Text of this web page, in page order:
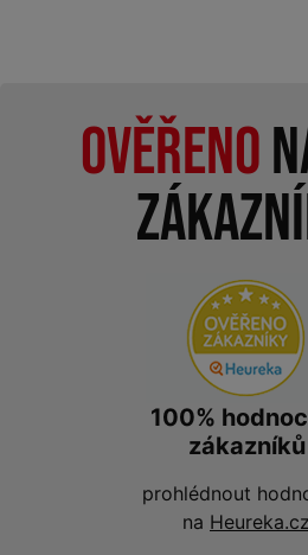
Ověřeno
100%
zákazníků
prohlédnout
na Heureka.cz